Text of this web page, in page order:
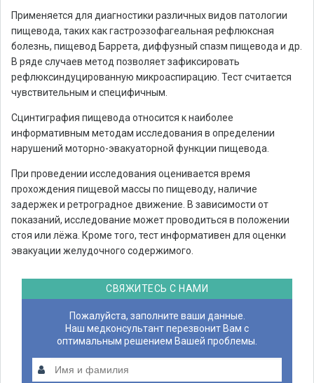
Применяется для диагностики различных видов патологии
пищевода, таких как гастроэзофагеальная рефлюксная
болезнь, пищевод Баррета, диффузный спазм пищевода и др.
В ряде случаев метод позволяет зафиксировать
рефлюксиндуцированную микроаспирацию. Тест считается
чувствительным и специфичным.
Сцинтиграфия пищевода относится к наиболее
информативным методам исследования в определении
нарушений моторно-эвакуаторной функции пищевода.
При проведении исследования оценивается время
прохождения пищевой массы по пищеводу, наличие
задержек и ретроградное движение. В зависимости от
показаний, исследование может проводиться в положении
стоя или лёжа. Кроме того, тест информативен для оценки
эвакуации желудочного содержимого.
СВЯЖИТЕСЬ С НАМИ
Пожалуйста, заполните ваши данные.
Наш медконсультант перезвонит Вам с
оптимальным решением Вашей проблемы.